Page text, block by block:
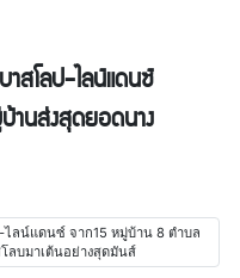
าสโลป-ไลน์แดนซ์
านส่งสุดยอดนาง